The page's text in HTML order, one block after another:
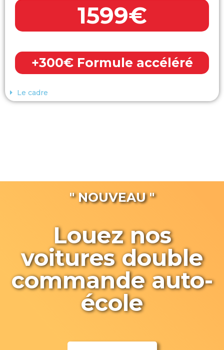
1599€
+300€ Formule accéléré
Le cadre
" NOUVEAU "
Louez nos
voitures double
commande auto-
école